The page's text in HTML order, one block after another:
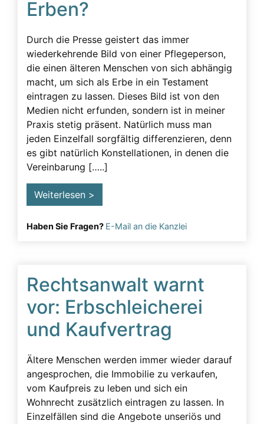
Erben?
Durch die Presse geistert das immer
wiederkehrende Bild von einer Pflegeperson,
die einen älteren Menschen von sich abhängig
macht, um sich als Erbe in ein Testament
eintragen zu lassen. Dieses Bild ist von den
Medien nicht erfunden, sondern ist in meiner
Praxis stetig präsent. Natürlich muss man
jeden Einzelfall sorgfältig differenzieren, denn
es gibt natürlich Konstellationen, in denen die
Vereinbarung […..]
Weiterlesen >
Haben Sie Fragen? E-Mail an die Kanzlei
Rechtsanwalt warnt
vor: Erbschleicherei
und Kaufvertrag
Ältere Menschen werden immer wieder darauf
angesprochen, die Immobilie zu verkaufen,
vom Kaufpreis zu leben und sich ein
Wohnrecht zusätzlich eintragen zu lassen. In
Einzelfällen sind die Angebote unseriös und
Beeinflussung – unzulässig
Beeinflussung unzulässig
Besuchsverbot
Betreuung
Demenz
Detektiv
Erblasser
Erbscheicherei aus dem sozialen Bereich des
Erblassers
Erbschleicher Alarmsignale
Erbschleichervideos
Erbunwürdigkeit
Ersatzansprüche
Familie
Familiengeschichte wurde zerstört
Fassadenverhalten
Gericht